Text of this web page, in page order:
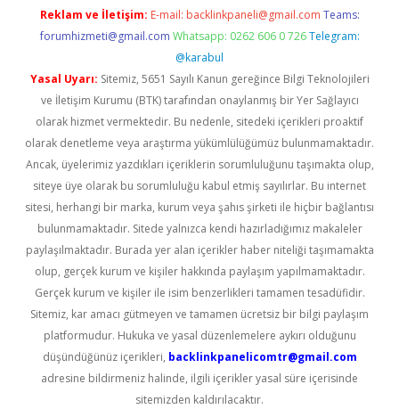
Reklam ve İletişim: E-mail: backlinkpaneli@gmail.com Teams:
forumhizmeti@gmail.com Whatsapp: 0262 606 0 726 Telegram:
@karabul
Yasal Uyarı: Sitemiz, 5651 Sayılı Kanun gereğince Bilgi Teknolojileri
ve İletişim Kurumu (BTK) tarafından onaylanmış bir Yer Sağlayıcı
olarak hizmet vermektedir. Bu nedenle, sitedeki içerikleri proaktif
olarak denetleme veya araştırma yükümlülüğümüz bulunmamaktadır.
Ancak, üyelerimiz yazdıkları içeriklerin sorumluluğunu taşımakta olup,
siteye üye olarak bu sorumluluğu kabul etmiş sayılırlar. Bu internet
sitesi, herhangi bir marka, kurum veya şahıs şirketi ile hiçbir bağlantısı
bulunmamaktadır. Sitede yalnızca kendi hazırladığımız makaleler
paylaşılmaktadır. Burada yer alan içerikler haber niteliği taşımamakta
olup, gerçek kurum ve kişiler hakkında paylaşım yapılmamaktadır.
Gerçek kurum ve kişiler ile isim benzerlikleri tamamen tesadüfidir.
Sitemiz, kar amacı gütmeyen ve tamamen ücretsiz bir bilgi paylaşım
platformudur. Hukuka ve yasal düzenlemelere aykırı olduğunu
düşündüğünüz içerikleri, backlinkpanelicomtr@gmail.com
adresine bildirmeniz halinde, ilgili içerikler yasal süre içerisinde
sitemizden kaldırılacaktır.